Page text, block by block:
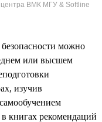
ВМК МГУ & Softline
можно
или высшем
изучив
книгах рекомендаций